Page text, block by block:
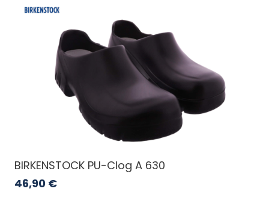
BIRKENSTOCK PU-Clog A 630
46,90 €